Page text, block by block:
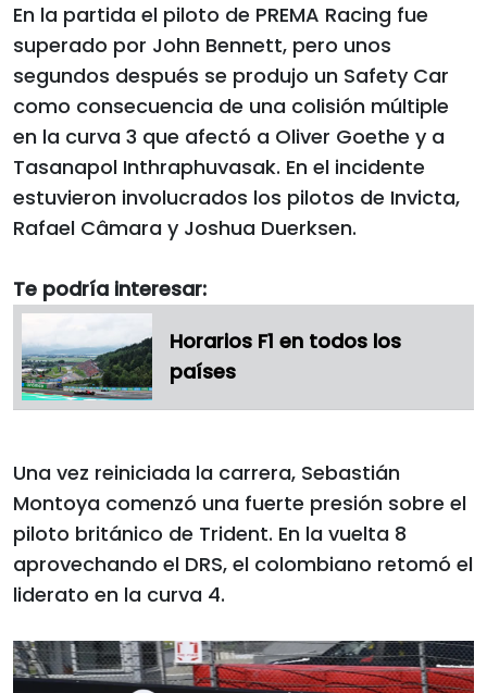
En la partida el piloto de PREMA Racing fue
superado por John Bennett, pero unos
segundos después se produjo un Safety Car
como consecuencia de una colisión múltiple
en la curva 3 que afectó a Oliver Goethe y a
Tasanapol Inthraphuvasak. En el incidente
estuvieron involucrados los pilotos de Invicta,
Rafael Câmara y Joshua Duerksen.
Te podría interesar:
Horarios F1 en todos los
países
Una vez reiniciada la carrera, Sebastián
Montoya comenzó una fuerte presión sobre el
piloto británico de Trident. En la vuelta 8
aprovechando el DRS, el colombiano retomó el
liderato en la curva 4.